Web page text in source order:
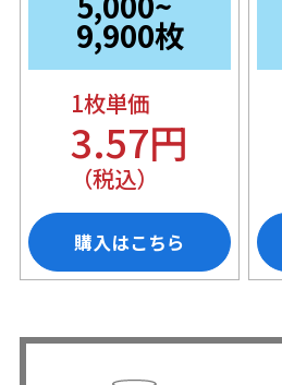
9,900枚
1枚単価
3.57円
（税込）
購入はこちら